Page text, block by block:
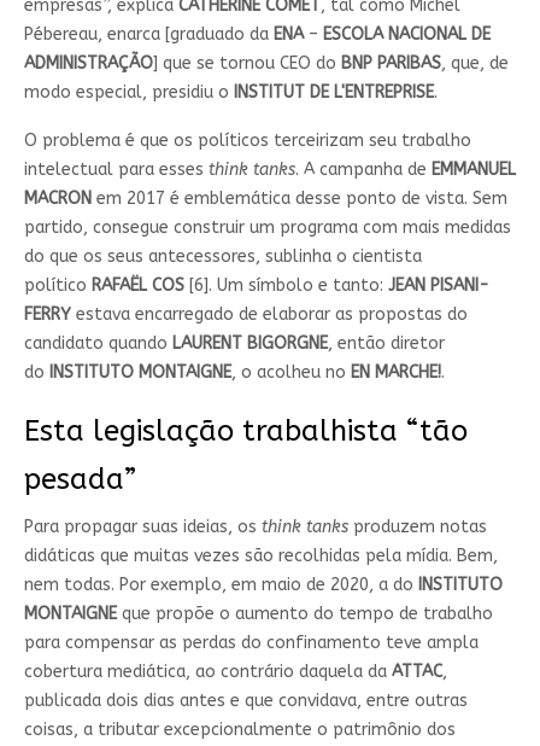
empresas”, explica CATHERINE COMET , tal como Michel
Pébereau, enarca [graduado da ENA– ESCOLA NACIONAL DE
ADMINISTRAÇÃO] que se tornou CEO do BNP PARIBAS, que, de
modo especial, presidiu o INSTITUT DE L'ENTREPRISE.
O problema é que os políticos terceirizam seu trabalho
intelectual para esses think tanks. A campanha de EMMANUEL
MACRON em 2017 é emblemática desse ponto de vista. Sem
partido, consegue construir um programa com mais medidas
do que os seus antecessores, sublinha o cientista
político RAFAËL COS[6]. Um símbolo e tanto: JEAN PISANI-
FERRYestava encarregado de elaborar as propostas do
candidato quando LAURENT BIGORGNE, então diretor
do INSTITUTO MONTAIGNE, o acolheu no EN MARCHE!.
Esta legislação trabalhista “tão
pesada”
Para propagar suas ideias, os think tanksproduzem notas
didáticas que muitas vezes são recolhidas pela mídia. Bem,
nem todas. Por exemplo, em maio de 2020, a do INSTITUTO
MONTAIGNEque propõe o aumento do tempo de trabalho
para compensar as perdas do confinamento teve ampla
cobertura mediática, ao contrário daquela da ATTAC,
publicada dois dias antes e que convidava, entre outras
coisas, a tributar excepcionalmente o patrimônio dos